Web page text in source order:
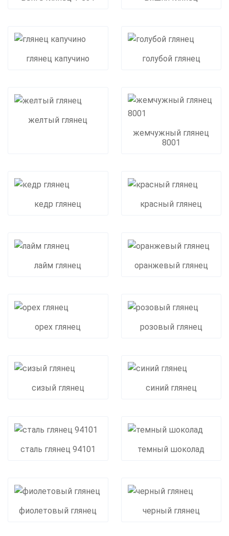
глянец капучино голубой глянец
желтый глянец
жемчужный глянец
8001
кедр глянец красный глянец
лайм глянец оранжевый глянец
орех глянец розовый глянец
сизый глянец синий глянец
сталь глянец 94101 темный шоколад
фиолетовый глянец черный глянец